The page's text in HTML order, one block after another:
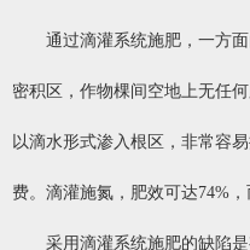
通过滴灌系统施肥，一方面
密积区，作物棵间空地上无任
以滴水形式渗入根区，非常容
费。滴灌施氮，肥效可达74%，
采用滴灌系统施肥的缺陷是